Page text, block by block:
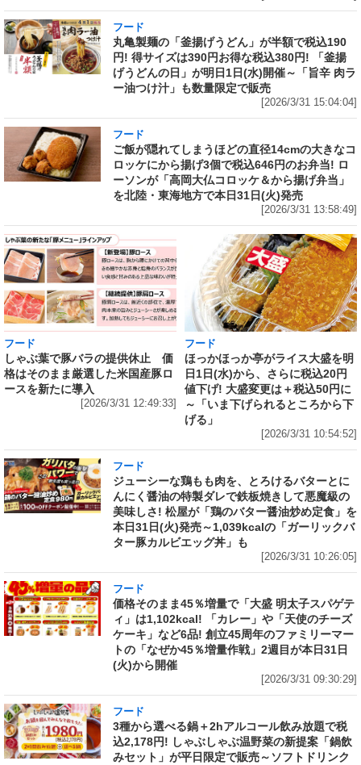
フード
丸亀製麺の「釜揚げうどん」が半額で税込190
円! 得サイズは390円お得な税込380円! 「釜揚
げうどんの日」が明日1日(水)開催～「旨辛 肉ラ
ー油つけ汁」も数量限定で販売
[2026/3/31 15:04:04]
フード
ご飯が隠れてしまうほどの直径14cmの大きなコ
ロッケにから揚げ3個で税込646円のお弁当! ロ
ーソンが「高岡大仏コロッケ＆から揚げ弁当」
を北陸・東海地方で本日31日(火)発売
[2026/3/31 13:58:49]
フード
しゃぶ葉で豚バラの提供休止 価
格はそのまま厳選した米国産豚ロ
ースを新たに導入
[2026/3/31 12:49:33]
フード
ほっかほっか亭がライス大盛を明
日1日(水)から、さらに税込20円
値下げ! 大盛変更は＋税込50円に
～「いま下げられるところから下
げる」
[2026/3/31 10:54:52]
フード
ジューシーな鶏もも肉を、とろけるバターとに
んにく醤油の特製ダレで鉄板焼きして悪魔級の
美味しさ! 松屋が「鶏のバター醤油炒め定食」を
本日31日(火)発売～1,039kcalの「ガーリックバ
ター豚カルビエッグ丼」も
[2026/3/31 10:26:05]
フード
価格そのまま45％増量で「大盛 明太子スパゲテ
ィ」は1,102kcal! 「カレー」や「天使のチーズ
ケーキ」など6品! 創立45周年のファミリーマー
トの「なぜか45％増量作戦」2週目が本日31日
(火)から開催
[2026/3/31 09:30:29]
フード
3種から選べる鍋＋2hアルコール飲み放題で税
込2,178円! しゃぶしゃぶ温野菜の新提案「鍋飲
みセット」が平日限定で販売～ソフトドリンク